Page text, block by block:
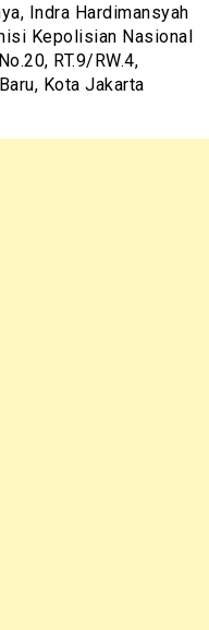
Indra Hardimansyah
Kepolisian Nasional
RT.9/RW.4,
Kota Jakarta